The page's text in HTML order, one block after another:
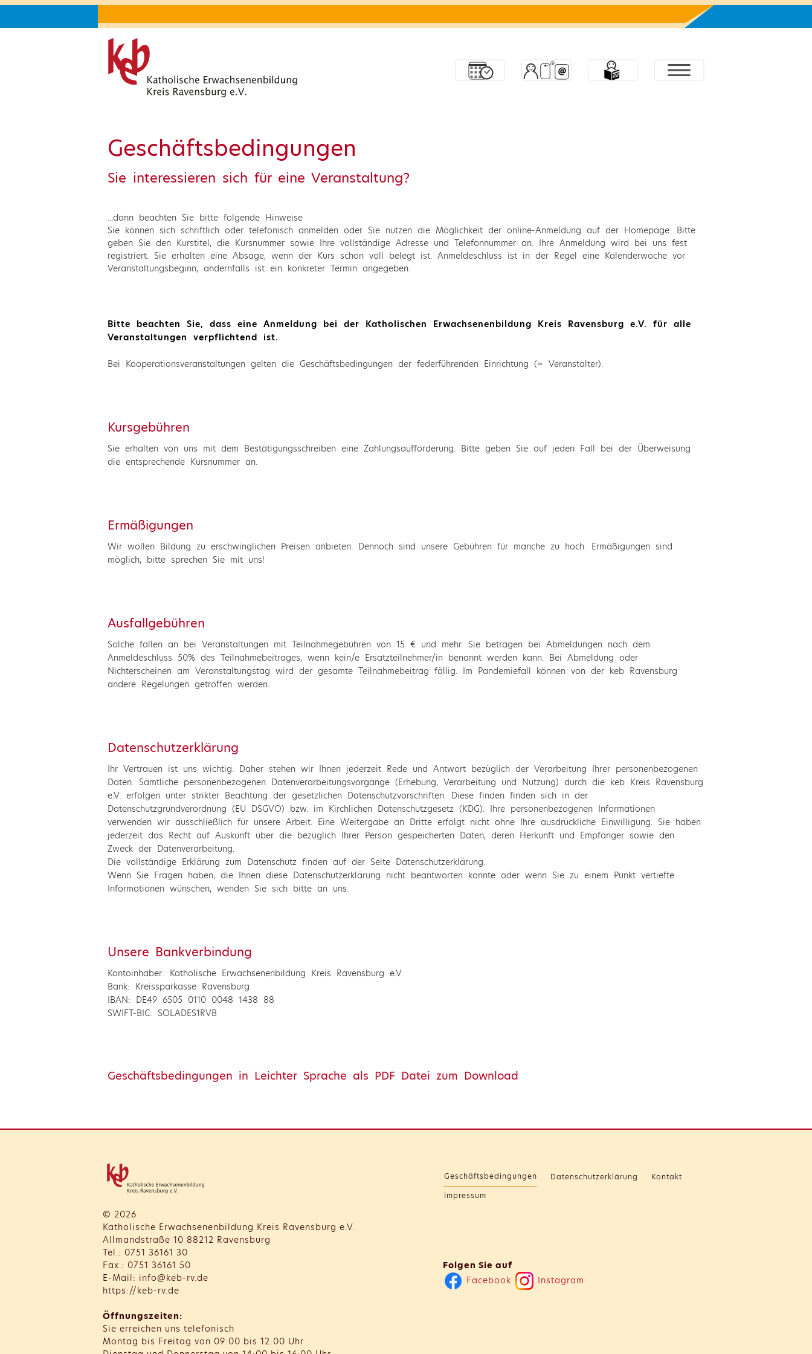
Geschäftsbedingungen
Sie interessieren sich für eine Veranstaltung?
...dann beachten Sie bitte folgende Hinweise
Sie können sich schriftlich oder telefonisch anmelden oder Sie nutzen die Möglichkeit der online-Anmeldung auf der Homepage. Bitte
geben Sie den Kurstitel, die Kursnummer sowie Ihre vollständige Adresse und Telefonnummer an. Ihre Anmeldung wird bei uns fest
registriert. Sie erhalten eine Absage, wenn der Kurs schon voll belegt ist. Anmeldeschluss ist in der Regel eine Kalenderwoche vor
Veranstaltungsbeginn, andernfalls ist ein konkreter Termin angegeben.
Bitte beachten Sie, dass eine Anmeldung bei der Katholischen Erwachsenenbildung Kreis Ravensburg e.V. für alle
Veranstaltungen verpflichtend ist.
Bei Kooperationsveranstaltungen gelten die Geschäftsbedingungen der federführenden Einrichtung (= Veranstalter).
Kursgebühren
Sie erhalten von uns mit dem Bestätigungsschreiben eine Zahlungsaufforderung. Bitte geben Sie auf jeden Fall bei der Überweisung
die entsprechende Kursnummer an.
Ermäßigungen
Wir wollen Bildung zu erschwinglichen Preisen anbieten. Dennoch sind unsere Gebühren für manche zu hoch. Ermäßigungen sind
möglich, bitte sprechen Sie mit uns!
Ausfallgebühren
Solche fallen an bei Veranstaltungen mit Teilnahmegebühren von 15 € und mehr. Sie betragen bei Abmeldungen nach dem
Anmeldeschluss 50% des Teilnahmebeitrages, wenn kein/e Ersatzteilnehmer/in benannt werden kann. Bei Abmeldung oder
Nichterscheinen am Veranstaltungstag wird der gesamte Teilnahmebeitrag fällig. Im Pandemiefall können von der keb Ravensburg
andere Regelungen getroffen werden.
Datenschutzerklärung
Ihr Vertrauen ist uns wichtig. Daher stehen wir Ihnen jederzeit Rede und Antwort bezüglich der Verarbeitung Ihrer personenbezogenen
Daten. Sämtliche personenbezogenen Datenverarbeitungsvorgänge (Erhebung, Verarbeitung und Nutzung) durch die keb Kreis Ravensburg
e.V. erfolgen unter strikter Beachtung der gesetzlichen Datenschutzvorschriften. Diese finden finden sich in der
Datenschutzgrundverordnung (EU DSGVO) bzw. im Kirchlichen Datenschutzgesetz (KDG). Ihre personenbezogenen Informationen
verwenden wir ausschließlich für unsere Arbeit. Eine Weitergabe an Dritte erfolgt nicht ohne Ihre ausdrückliche Einwilligung. Sie haben
jederzeit das Recht auf Auskunft über die bezüglich Ihrer Person gespeicherten Daten, deren Herkunft und Empfänger sowie den
Zweck der Datenverarbeitung.
Die vollständige Erklärung zum Datenschutz finden auf der Seite Datenschutzerklärung.
Wenn Sie Fragen haben, die Ihnen diese Datenschutzerklärung nicht beantworten konnte oder wenn Sie zu einem Punkt vertiefte
Informationen wünschen, wenden Sie sich bitte an uns.
Unsere Bankverbindung
Kontoinhaber: Katholische Erwachsenenbildung Kreis Ravensburg e.V.
Bank: Kreissparkasse Ravensburg
IBAN: DE49 6505 0110 0048 1438 88
SWIFT-BIC: SOLADES1RVB
Geschäftsbedingungen in Leichter Sprache als PDF Datei zum Download
© 2026
Katholische Erwachsenenbildung Kreis Ravensburg e.V.
Allmandstraße 10 88212 Ravensburg
Tel.: 0751 36161 30
Fax.: 0751 36161 50
E-Mail: info@keb-rv.de
https://keb-rv.de
Öffnungszeiten:
Sie erreichen uns telefonisch
Montag bis Freitag von 09:00 bis 12:00 Uhr
Geschäftsbedingungen Datenschutzerklärung
Kontakt
Impressum
Folgen Sie auf
Facebook
Instagram